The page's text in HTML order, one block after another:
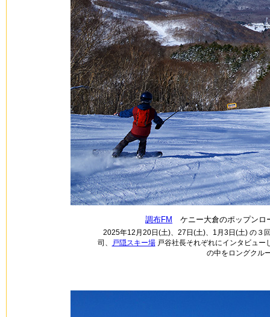
調布FM ケニー大倉のポップンロ
2025年12月20日(土)、27日(土)、1月3日(土) の３
司、
戸隠スキー場戸谷社長それぞれにインタビュー
の中をロングクル